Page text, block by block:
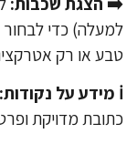
כדי לבחור
או רק אטרקציות
מדויקת ופרטים